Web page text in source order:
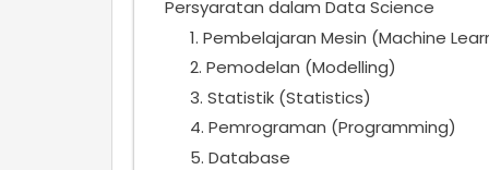
Persyaratan dalam Data Science
1. Pembelajaran Mesin (Machine
2. Pemodelan (Modelling)
3. Statistik (Statistics)
4. Pemrograman (Programming)
5. Database